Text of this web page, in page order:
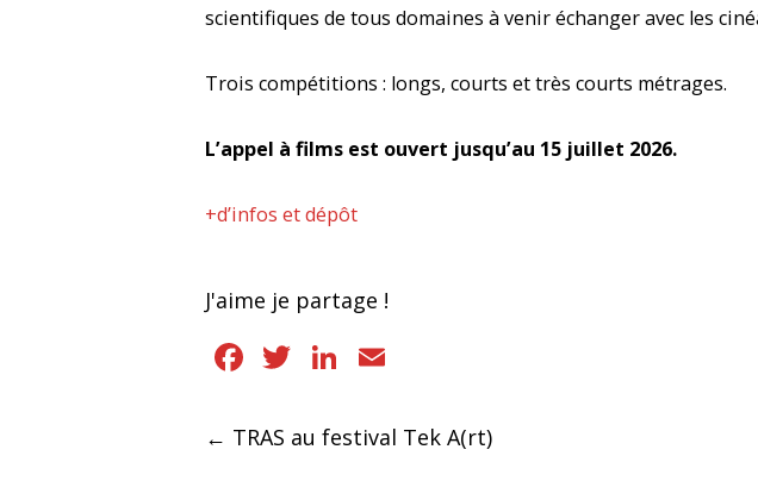
scientifiques de tous domaines à venir échanger avec les
Trois compétitions : longs, courts et très courts métrages.
L’appel à films est ouvert jusqu’au 15 juillet 2026.
+d’infos et dépôt
J'aime je partage !
Facebook
TwitterLinkedIn
Navigation
← TRAS au festival Tek A(rt)